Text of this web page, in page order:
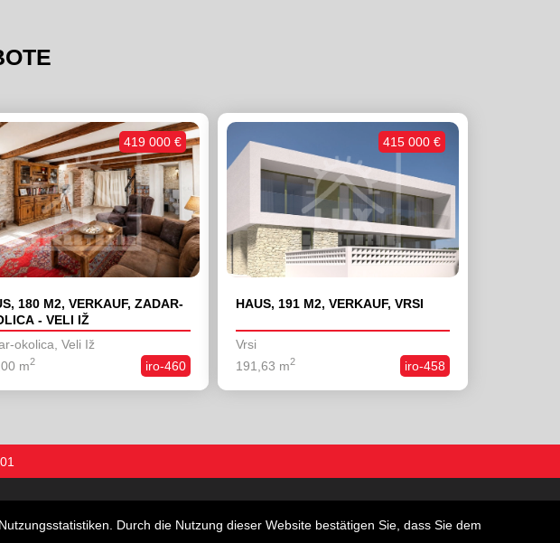
180 M2, VERKAUF, ZADAR-
- VELI IŽ
okolica, Veli Iž
iro-460
m2
419 000 €
HAUS, 191 M2, VERKAUF, VRSI
Vrsi
iro-458
191,63 m2
415 000 €
Durch die Nutzung dieser Website bestätigen Sie, dass Sie dem